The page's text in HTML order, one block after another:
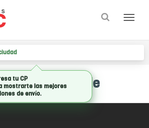
no disponible
tu CP
mostrarte las mejores
de envío.